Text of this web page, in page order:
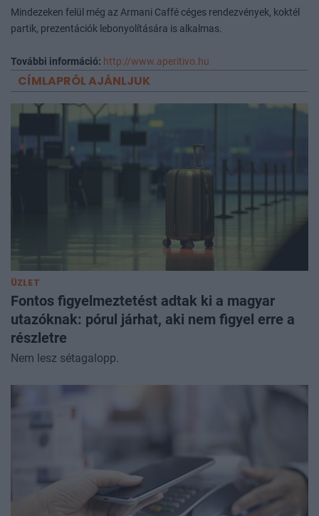
Mindezeken felül még az Armani Caffé céges rendezvények, koktél
partik, prezentációk lebonyolítására is alkalmas.
További információ: http://www.aperitivo.hu
CÍMLAPRÓL AJÁNLJUK
ÜZLET
Fontos figyelmeztetést adtak ki a magyar
utazóknak: pórul járhat, aki nem figyel erre a
részletre
Nem lesz sétagalopp.